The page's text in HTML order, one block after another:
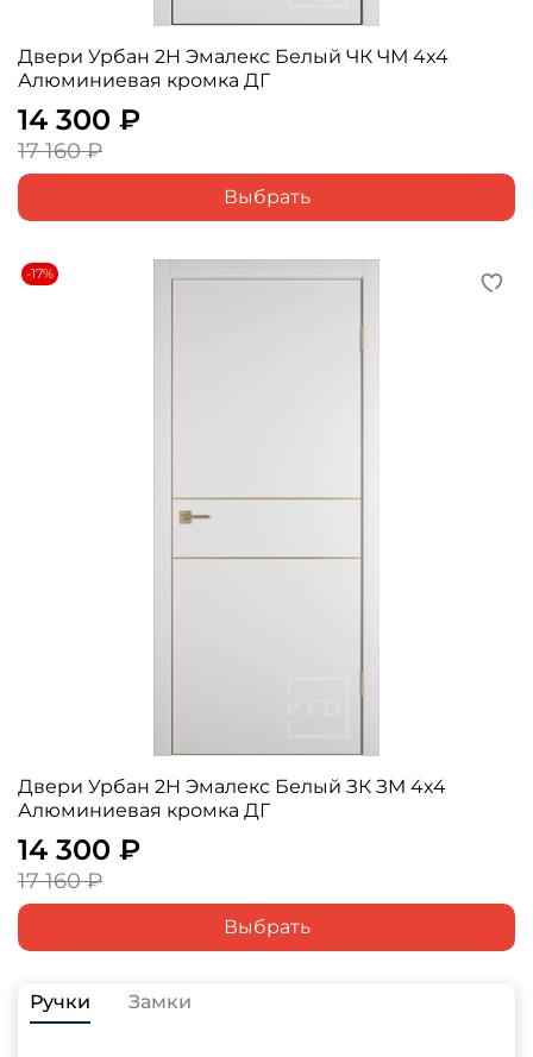
Двери Урбан 2H Эмалекс Белый ЧК ЧМ 4x4
Алюминиевая кромка ДГ
14 300 ₽
17 160 ₽
Выбрать
-17%
Двери Урбан 2H Эмалекс Белый ЗК ЗM 4х4
Алюминиевая кромка ДГ
14 300 ₽
17 160 ₽
Выбрать
Ручки Замки